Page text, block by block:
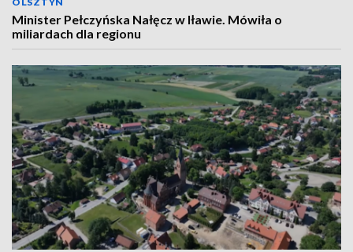
Minister Pełczyńska Nałęcz w Iławie. Mówiła o
miliardach dla regionu